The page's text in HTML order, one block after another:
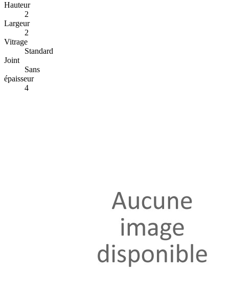
Hauteur
2
Largeur
2
Vitrage
Standard
Joint
Sans
épaisseur
4